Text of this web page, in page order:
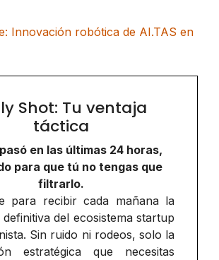
Innovación robótica de AI.TAS en
Shot: Tu ventaja
táctica
en las últimas 24 horas,
para que tú no tengas que
filtrarlo.
para recibir cada mañana la
del ecosistema startup
Sin ruido ni rodeos, solo la
estratégica que necesitas